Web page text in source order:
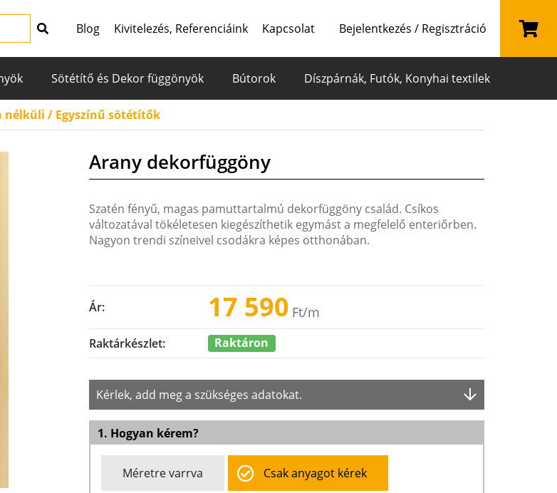
Blog Kivitelezés, Referenciáink Kapcsolat Bejelentkezés / Regisztráció
Sötétítő és Dekor függönyök Bútorok Díszpárnák, Futók, Konyhai textilek
nélküli / Egyszínű sötétítők
Arany dekorfüggöny
Szatén fényű, magas pamuttartalmú dekorfüggöny család. Csíkos
változatával tökéletesen kiegészíthetik egymást a megfelelő enteriőrben.
Nagyon trendi színeivel csodákra képes otthonában.
Ár: 17 590 Ft/m
Raktárkészlet: Raktáron
Kérlek, add meg a szükséges adatokat.
1. Hogyan kérem?
Méretre varrva Csak anyagot kérek